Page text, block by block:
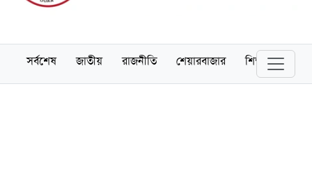
সর্বশেষ জাতীয় রাজনীতি শেয়ারবাজার শিক্ষা